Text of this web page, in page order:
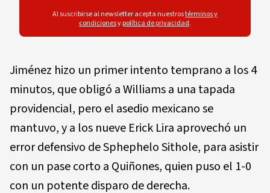
Al suscribirse al newsletter acepta nuestrostérminos y
condicionesypolítica de privacidad.
Jiménez hizo un primer intento temprano a los 4
minutos, que obligó a Williams a una tapada
providencial, pero el asedio mexicano se
mantuvo, y a los nueve Erick Lira aprovechó un
error defensivo de Sphephelo Sithole, para asistir
con un pase corto a Quiñones, quien puso el 1-0
con un potente disparo de derecha.